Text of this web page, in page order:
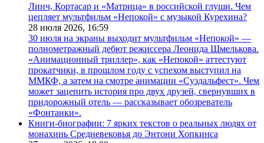
Линч, Кортасар и «Матрица» в российской глуши. Чем
цепляет мультфильм «Непокой» с музыкой Курехина?
28 июля 2026, 16:59
30 июля на экраны выходит мультфильм «Непокой» —
полнометражный дебют режиссера Леонида Шмелькова.
«Анимационный триллер», как «Непокой» аттестуют
прокатчики, в прошлом году с успехом выступил на
ММКФ, а затем на смотре анимации «Суздальфест». Чем
может зацепить история про двух друзей, свернувших в
придорожный отель — рассказывает обозреватель
«Фонтанки».
Книги-биографии: 7 ярких текстов о реальных людях от
монахинь Средневековья до Энтони Хопкинса